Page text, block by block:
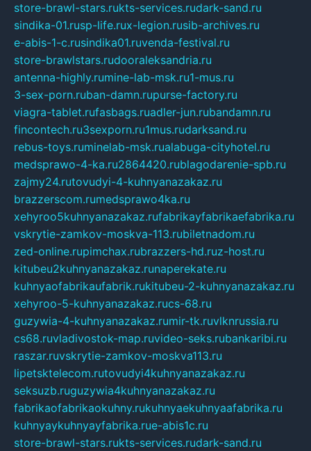
store-brawl-stars.rukts-services.rudark-sand.ru
sindika-01.rusp-life.rux-legion.rusib-archives.ru
e-abis-1-c.rusindika01.ruvenda-festival.ru
store-brawlstars.rudooraleksandria.ru
antenna-highly.rumine-lab-msk.ru1-mus.ru
3-sex-porn.ruban-damn.rupurse-factory.ru
viagra-tablet.rufasbags.ruadler-jun.rubandamn.ru
fincontech.ru3sexporn.ru1mus.rudarksand.ru
rebus-toys.ruminelab-msk.rualabuga-cityhotel.ru
medsprawo-4-ka.ru2864420.rublagodarenie-spb.ru
zajmy24.rutovudyi-4-kuhnyanazakaz.ru
brazzerscom.rumedsprawo4ka.ru
xehyroo5kuhnyanazakaz.rufabrikayfabrikaefabrika.ru
vskrytie-zamkov-moskva-113.rubiletnadom.ru
zed-online.rupimchax.rubrazzers-hd.ruz-host.ru
kitubeu2kuhnyanazakaz.runaperekate.ru
kuhnyaofabrikaufabrik.rukitubeu-2-kuhnyanazakaz.ru
xehyroo-5-kuhnyanazakaz.rucs-68.ru
guzywia-4-kuhnyanazakaz.rumir-tk.ruvlknrussia.ru
cs68.ruvladivostok-map.ruvideo-seks.rubankaribi.ru
raszar.ruvskrytie-zamkov-moskva113.ru
lipetsktelecom.rutovudyi4kuhnyanazakaz.ru
seksuzb.ruguzywia4kuhnyanazakaz.ru
fabrikaofabrikaokuhny.rukuhnyaekuhnyaafabrika.ru
kuhnyaykuhnyayfabrika.rue-abis1c.ru
store-brawl-stars.rukts-services.rudark-sand.ru